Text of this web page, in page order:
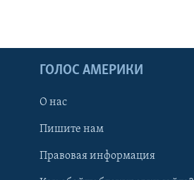
ГОЛОС АМЕРИКИ
О нас
Пишите нам
Правовая информация